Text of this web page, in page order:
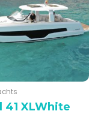
41 XLWhite